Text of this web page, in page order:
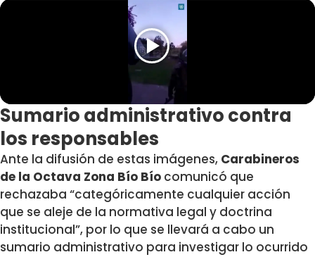
Sumario administrativo contra
los responsables
Ante la difusión de estas imágenes, Carabineros
de la Octava Zona Bío Bío comunicó que
rechazaba “categóricamente cualquier acción
que se aleje de la normativa legal y doctrina
institucional”, por lo que se llevará a cabo un
sumario administrativo para investigar lo ocurrido